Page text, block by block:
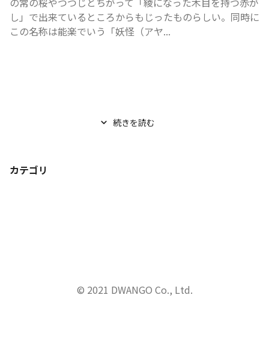
し」で出来ているところからもじったものらしい。同時に
この名称は能楽でいう「妖怪（アヤ...
続きを読む
カテゴリ
© 2021 DWANGO Co., Ltd.